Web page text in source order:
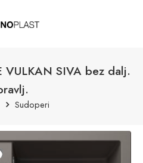
VULKAN SIVA bez dalj.
Sudoperi